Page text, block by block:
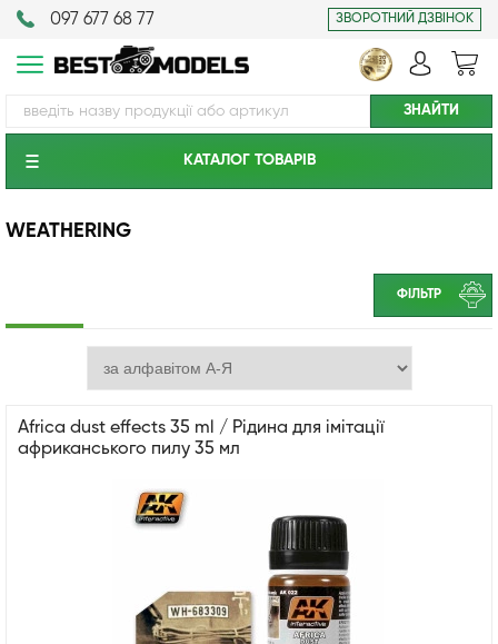
097 677 68 77 ЗВОРОТНИЙ ДЗВІНОК
КАТАЛОГ ТОВАРIВ
WEATHERING
ФІЛЬТР
Africa dust effects 35 ml / Рідина для імітації
африканського пилу 35 мл